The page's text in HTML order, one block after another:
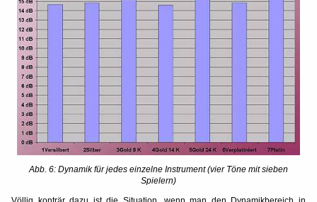
Abb. 6: Dynamik für jedes einzelne Instrument (vier Töne mit sieben
Spielern)